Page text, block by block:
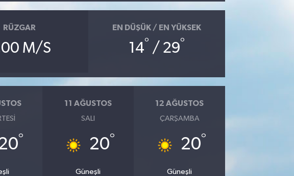
RÜZGAR
M/S
EN DÜŞÜK / EN YÜKSEK
14° / 29°
°
11 AĞUSTOS
SALI
20°
Güneşli
12 AĞUSTOS
ÇARŞAMBA
20°
Güneşli